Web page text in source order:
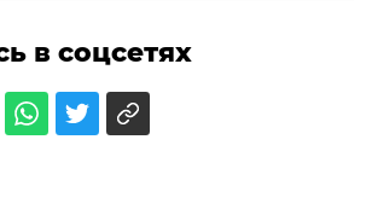
в соцсетях